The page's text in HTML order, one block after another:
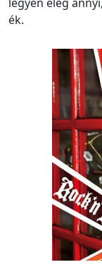
ék.